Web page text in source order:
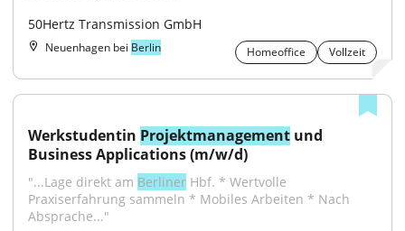
50Hertz Transmission GmbH
Neuenhagen bei Berlin Homeoffice Vollzeit
Werkstudentin Projektmanagement und
Business Applications (m/w/d)
"...Lage direkt am Berliner Hbf. * Wertvolle
Praxiserfahrung sammeln * Mobiles Arbeiten * Nach
Absprache..."